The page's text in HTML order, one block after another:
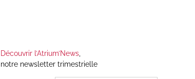
Découvrir l’Atrium’News,
notre newsletter trimestrielle